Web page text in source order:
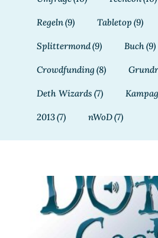
Regeln(9) Tabletop (9)
Splittermond(9) Buch(9)
Crowdfunding (8)
Deth Wizards (7)
2013(7) nWoD(7)